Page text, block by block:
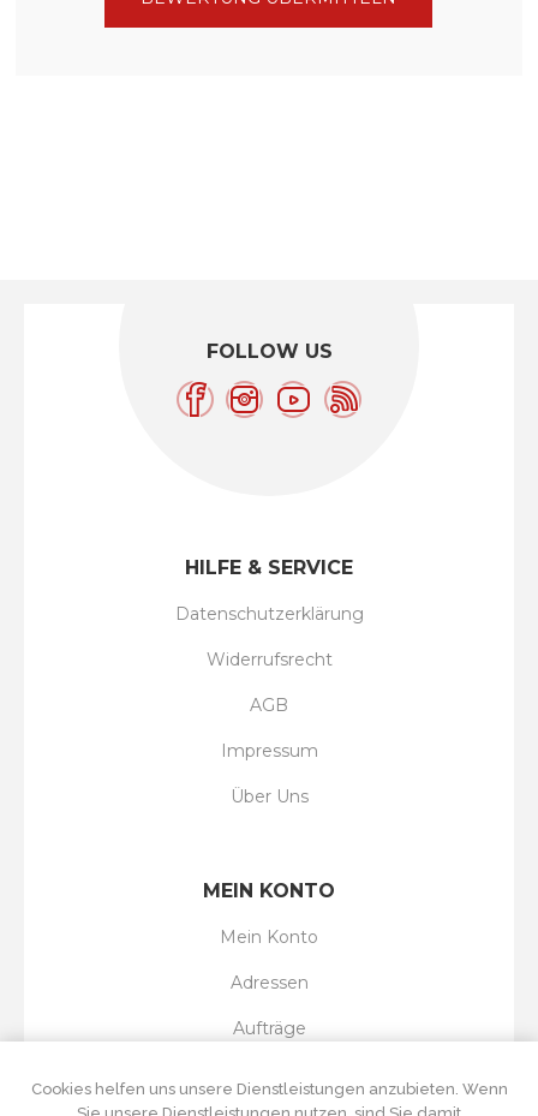
FOLLOW US
HILFE & SERVICE
Datenschutzerklärung
Widerrufsrecht
AGB
Impressum
Über Uns
MEIN KONTO
Mein Konto
Adressen
Aufträge
Cookies helfen uns unsere Dienstleistungen anzubieten. Wenn